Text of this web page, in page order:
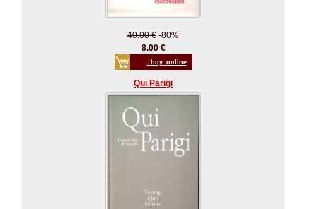
40.00 € -80%
8.00 €
_buy_online
Qui Parigi